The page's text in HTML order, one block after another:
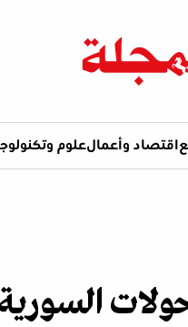
اقتصاد وأعمالعلوم